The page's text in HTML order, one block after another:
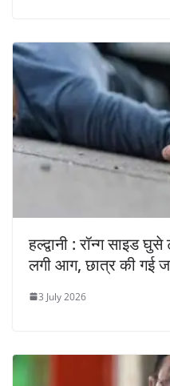
हल्द्वानी : रॉन्ग साइड
लगी आग, छात्र की गई
3 July 2026